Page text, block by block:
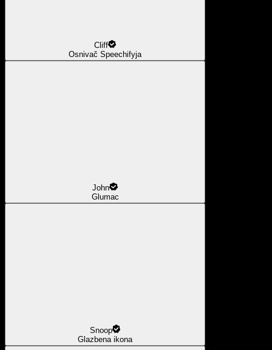
Cliff
Osnivač Speechifyja
John
Glumac
Snoop
Glazbena ikona